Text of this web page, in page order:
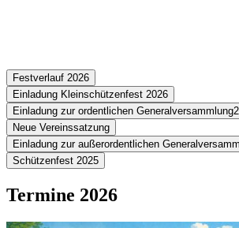
Festverlauf 2026
Einladung Kleinschützenfest 2026
Einladung zur ordentlichen
Neue Vereinssatzung
Einladung zur außerordentlichen
Schützenfest 2025
Termine 2026